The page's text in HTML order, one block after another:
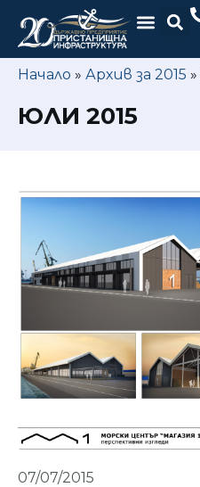
Начало » Архив за 2015 »
ЮЛИ 2015
07/07/2015